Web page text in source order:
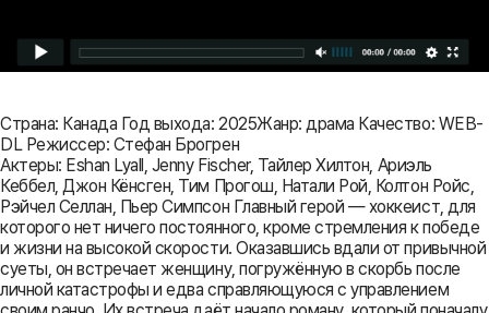
Страна: Канада Год выхода: 2025Жанр: драма Качество: WEB-
DL Режиссер: Стефан Брогрен
Актеры: Eshan Lyall, Jenny Fischer, Тайлер Хилтон, Ариэль
Кеббел, Джон Кёнсген, Тим Прогош, Натали Рой, Колтон Ройс,
Рэйчел Селлан, Пьер Симпсон Главный герой — хоккеист, для
которого нет ничего постоянного, кроме стремления к победе
и жизни на высокой скорости. Оказавшись вдали от привычной
суеты, он встречает женщину, погружённую в скорбь после
личной катастрофы и едва справляющуюся с управлением